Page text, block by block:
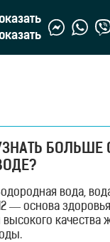
БОЛЬШЕ
вода,
— основа
высокого качества